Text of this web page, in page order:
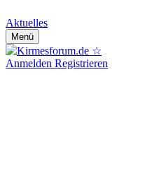
Aktuelles
Menü
Anmelden Registrieren